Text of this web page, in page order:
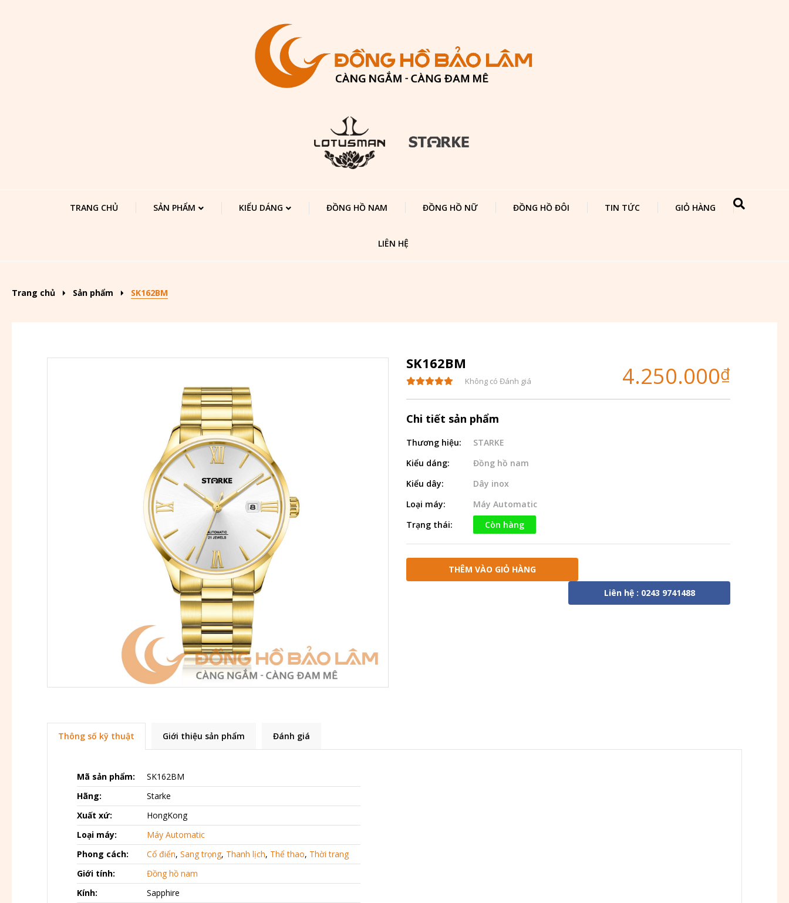
TRANG CHỦ SẢN PHẨM KIỂU DÁNG ĐỒNG HỒ NAM ĐỒNG HỒ NỮ ĐỒNG HỒ ĐÔI TIN TỨC GIỎ HÀNG
LIÊN HỆ
Trang chủ Sản phẩm SK162BM
SK162BM
Không có Đánh giá 4.250.000₫
Chi tiết sản phẩm
Thương hiệu:
STARKE
Kiểu dáng:
Đồng hồ nam
Kiểu dây:
Dây inox
Loại máy:
Máy Automatic
Trạng thái:
Còn hàng
THÊM VÀO GIỎ HÀNG
Liên hệ : 0243 9741488
Thông số kỹ thuật Giới thiệu sản phẩm Đánh giá
Mã sản phẩm:
SK162BM
Hãng:
Starke
Xuất xứ:
HongKong
Loại máy:
Máy Automatic
Phong cách:
Cổ điển, Sang trọng, Thanh lịch, Thể thao, Thời trang
Giới tính:
Đồng hồ nam
Kính:
Sapphire